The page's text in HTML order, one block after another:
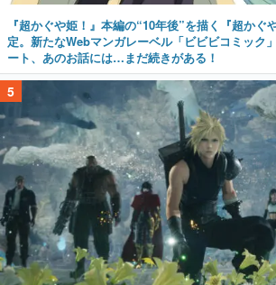
『超かぐや姫！』本編の“10年後”を描く『超かぐ
定。新たなWebマンガレーベル「ビビビコミック
ート、あのお話には…まだ続きがある！
5